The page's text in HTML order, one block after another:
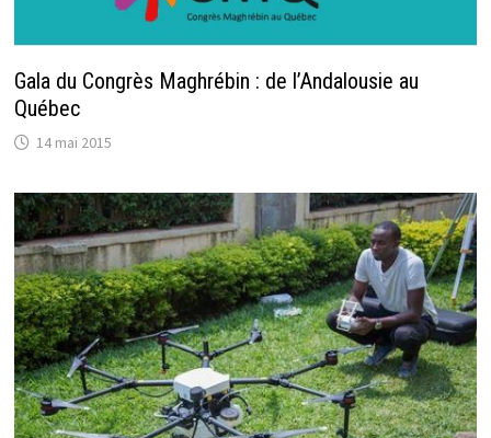
Gala du Congrès Maghrébin : de l’Andalousie au
Québec
14 mai 2015